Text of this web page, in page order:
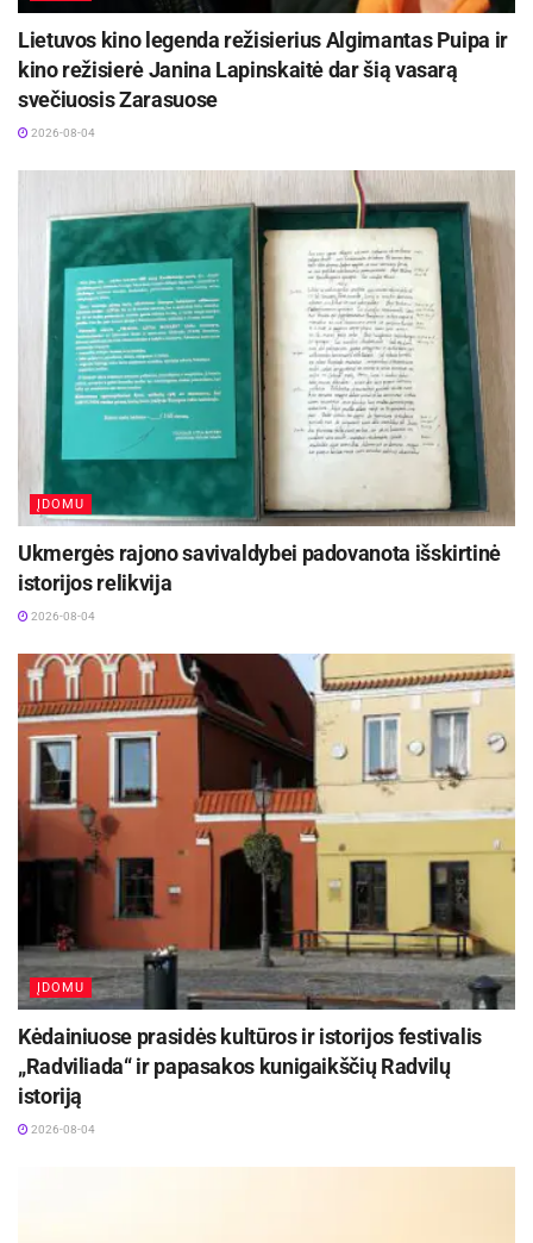
Lietuvos kino legenda režisierius Algimantas Puipa ir
kino režisierė Janina Lapinskaitė dar šią vasarą
svečiuosis Zarasuose
2026-08-04
ĮDOMU
Ukmergės rajono savivaldybei padovanota išskirtinė
istorijos relikvija
2026-08-04
ĮDOMU
Kėdainiuose prasidės kultūros ir istorijos festivalis
„Radviliada“ ir papasakos kunigaikščių Radvilų
istoriją
2026-08-04